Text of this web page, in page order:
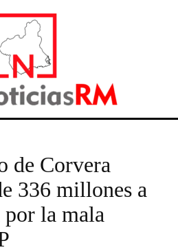
de Corvera
336 millones a
la mala